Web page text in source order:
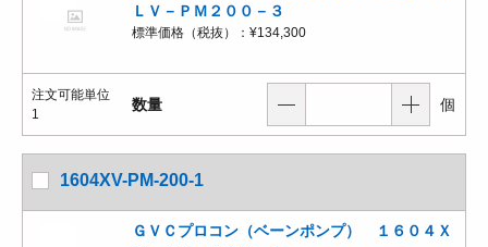
ＬＶ－ＰＭ２００－３
標準価格（税抜）： ¥134,300
注文可能単位
1
数量 個
1604XV-PM-200-1
ＧＶＣプロコン（ベーンポンプ） １６０４Ｘ